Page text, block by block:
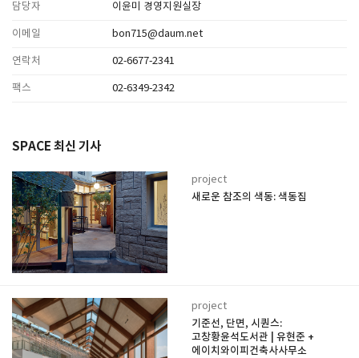
담당자 이윤미 경영지원실장
이메일 bon715@daum.net
연락처 02-6677-2341
팩스 02-6349-2342
SPACE 최신 기사
project
새로운 참조의 색동: 색동집
project
기준선, 단면, 시퀀스:
고창황윤석도서관 | 유현준 +
에이치와이피건축사사무소